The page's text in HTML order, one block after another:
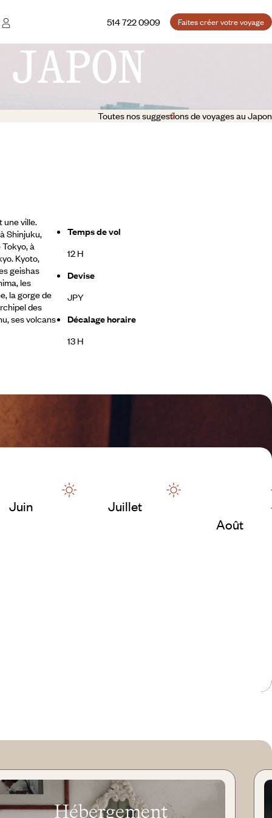
514 722 0909 Faites créer votre voyage
Toutes nos suggestions de voyages au Japon
une ville.
Shinjuku,
à
Kyoto,
geishas
les
la gorge de
des
ses volcans
Temps de vol
12 H
Devise
JPY
Décalage horaire
13 H
Juin
Juillet
Août
Hébergement